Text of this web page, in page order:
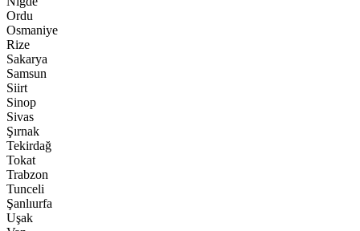
Ordu
Osmaniye
Rize
Sakarya
Samsun
Siirt
Sinop
Sivas
Şırnak
Tekirdağ
Tokat
Trabzon
Tunceli
Şanlıurfa
Uşak